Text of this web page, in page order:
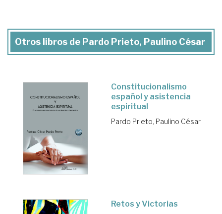
Otros libros de Pardo Prieto, Paulino César
Constitucionalismo
español y asistencia
espiritual
Pardo Prieto, Paulino César
Retos y Victorias